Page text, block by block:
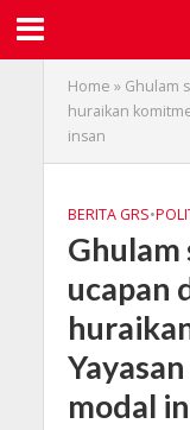
Home » Ghulam
huraikan
insan
BERITA GRS•
Ghulam
ucapan
modal